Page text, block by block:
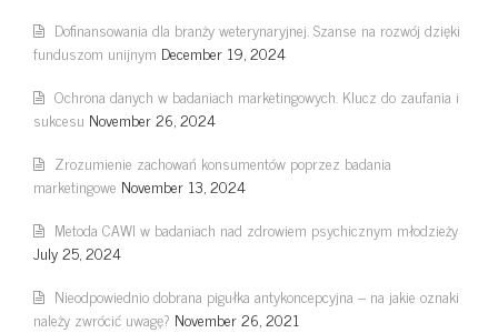
Dofinansowania dla branży weterynaryjnej. Szanse na rozwój dzięki
funduszom unijnym December 19, 2024
Ochrona danych w badaniach marketingowych. Klucz do zaufania i
sukcesu November 26, 2024
Zrozumienie zachowań konsumentów poprzez badania
marketingowe November 13, 2024
Metoda CAWI w badaniach nad zdrowiem psychicznym młodzieży
July 25, 2024
Nieodpowiednio dobrana pigułka antykoncepcyjna – na jakie oznaki
należy zwrócić uwagę? November 26, 2021